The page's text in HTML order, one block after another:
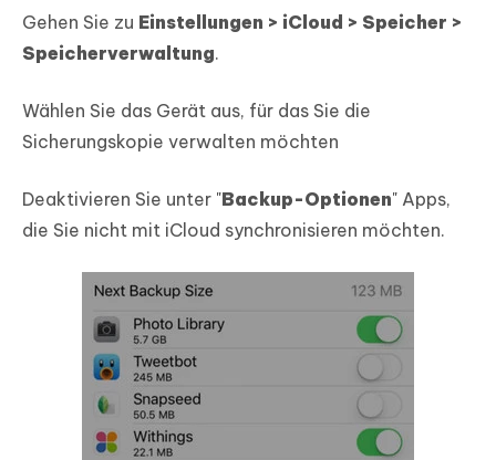
Gehen Sie zu Einstellungen > iCloud > Speicher >
Speicherverwaltung.
Wählen Sie das Gerät aus, für das Sie die
Sicherungskopie verwalten möchten
Deaktivieren Sie unter "Backup-Optionen" Apps,
die Sie nicht mit iCloud synchronisieren möchten.